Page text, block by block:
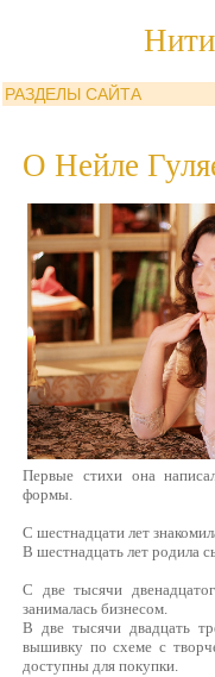
РАЗДЕЛЫ САЙТА
О Нейле
Первые стихи она
формы.
С шестнадцати лет
В шестнадцать лет родила
С две тысячи
занималась бизнесом.
В две тысячи двадцать
вышивку по схеме с
доступны для покупки.